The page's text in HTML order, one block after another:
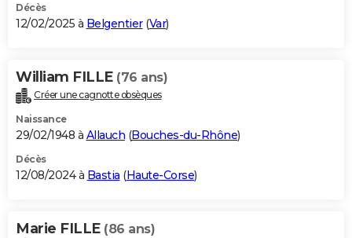
S'inscrire
Se connecter
Lycées
Collèges
Primaires
Universités
Entreprises
Service militaire
Avis de recherche
AVIS DE DÉCÈS
Bricolage
Lifestyle
Culture
Sport
Auto
Television
Voyage
Cinema
Décès
12/02/2025 à Belgentier(Var)
William FILLE (76 ans)
Créer une cagnotte obsèques
Naissance
29/02/1948 à Allauch (Bouches-du-Rhône)
Décès
12/08/2024 à Bastia (Haute-Corse)
Marie FILLE (86 ans)